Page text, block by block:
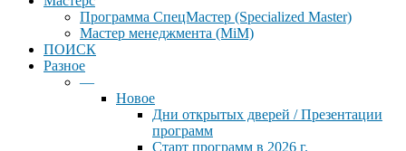
Программа СпецМастер (Specialized Master)
Мастер менеджмента (MiM)
ПОИСК
Разное
—
Новое
Дни открытых дверей / Презентации
программ
Старт программ в 2026 г.